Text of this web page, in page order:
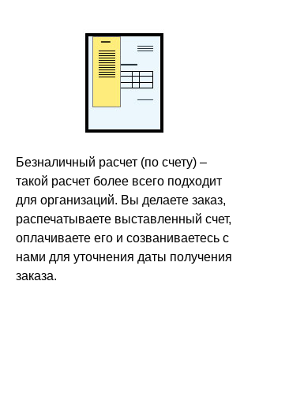
Безналичный расчет (по счету) –
такой расчет более всего подходит
для организаций. Вы делаете заказ,
распечатываете выставленный счет,
оплачиваете его и созваниваетесь с
нами для уточнения даты получения
заказа.